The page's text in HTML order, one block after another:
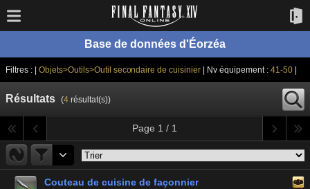
Base de données d'Éorzéa
Filtres : | Objets>Outils>Outil secondaire de cuisinier | Nv équipement : 41-50|
Résultats (4résultat(s))
Page 1 / 1
Couteau de cuisine de façonnier